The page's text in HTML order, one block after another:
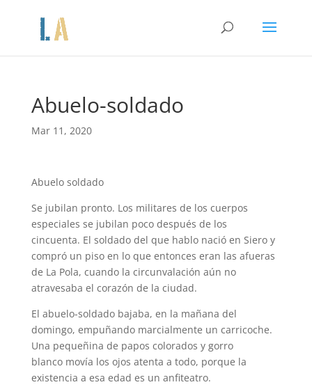
Abuelo-soldado
Mar 11, 2020
Abuelo soldado
Se jubilan pronto. Los militares de los cuerpos
especiales se jubilan poco después de los
cincuenta. El soldado del que hablo nació en Siero y
compró un piso en lo que entonces eran las afueras
de La Pola, cuando la circunvalación aún no
atravesaba el corazón de la ciudad.
El abuelo-soldado bajaba, en la mañana del
domingo, empuñando marcialmente un carricoche.
Una pequeñina de papos colorados y gorro
blanco movía los ojos atenta a todo, porque la
existencia a esa edad es un anfiteatro.